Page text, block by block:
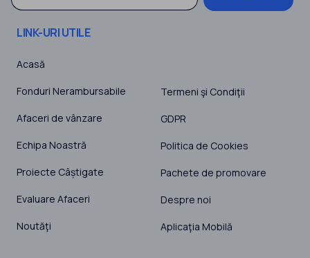
LINK-URI UTILE
Acasă
Fonduri Nerambursabile
Afaceri de vânzare
Echipa Noastră
Proiecte Câștigate
Evaluare Afaceri
Noutăţi
Termeni şi Condiţii
GDPR
Politica de Cookies
Pachete de promovare
Despre noi
Aplicaţia Mobilă